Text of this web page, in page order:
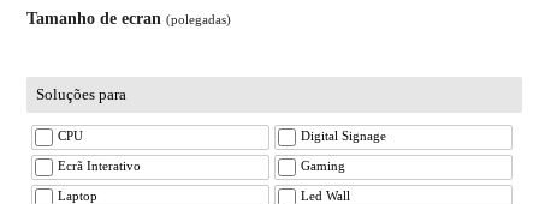
Tamanho de ecran(polegadas)
Soluções para
CPU Digital Signage
Ecrã Interativo Gaming
Laptop Led Wall